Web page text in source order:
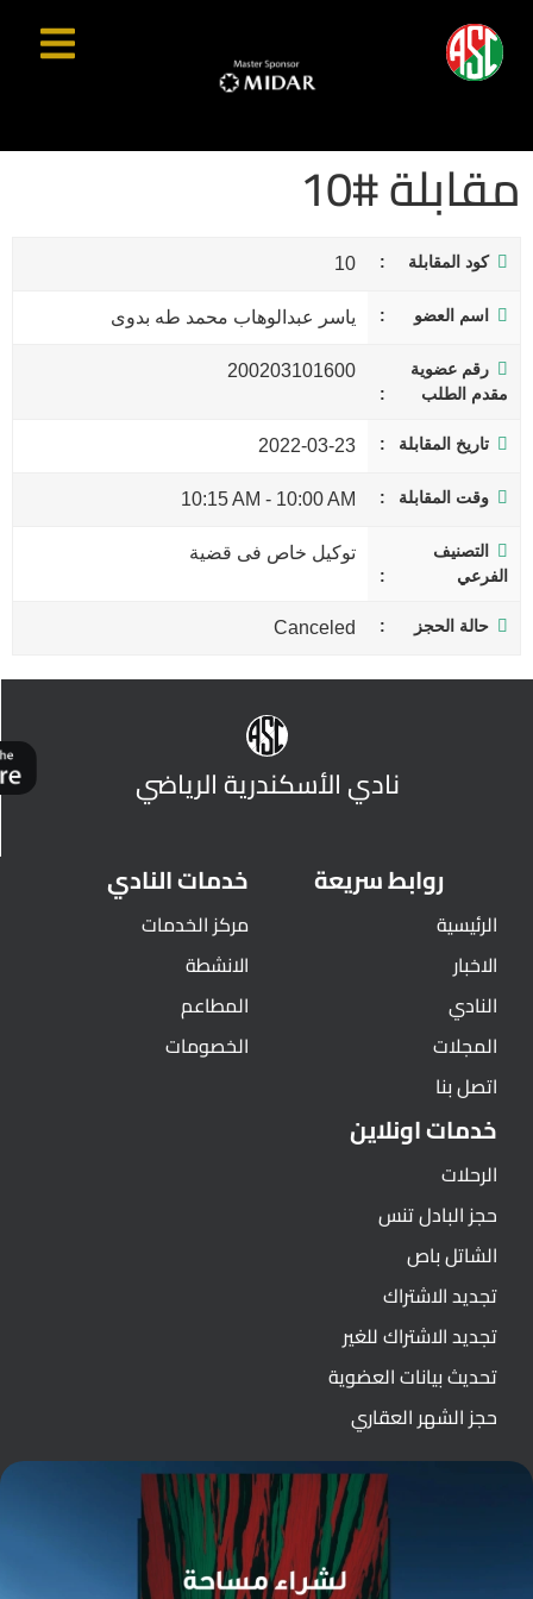
مقابلة #10
كود المقابلة 10
اسم العضو ياسر عبدالوهاب محمد طه بدوى
رقم عضوية
مقدم الطلب
200203101600
تاريخ المقابلة 2022-03-23
وقت المقابلة 10:00 AM
-
10:15 AM
التصنيف
الفرعي
توكيل خاص فى قضية
حالة الحجز Canceled
نادي الأسكندرية الرياضي
روابط سريعة
الرئيسية
الاخبار
النادي
المجلات
اتصل بنا
خدمات النادي
مركز الخدمات
الانشطة
المطاعم
الخصومات
خدمات اونلاين
الرحلات
حجز البادل تنس
الشاتل باص
تجديد الاشتراك
تجديد الاشتراك للغير
تحديث بيانات العضوية
حجز الشهر العقاري